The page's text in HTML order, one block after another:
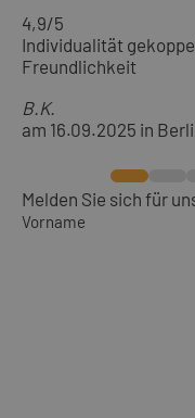
4,9/5
Individualität
Freundlichkeit
B.K.
am 16.09.2025 in
Melden Sie sich für
Vorname